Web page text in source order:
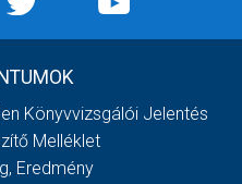
Könyvvizsgálói Jelentés
Melléklet
Eredmény